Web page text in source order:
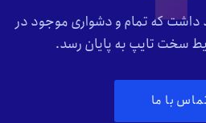
داشت که تمام و دشواری موجود در
سخت تایپ به پایان رسد.
با ما